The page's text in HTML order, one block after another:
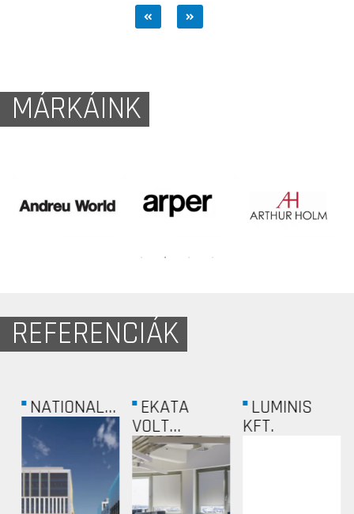
MÁRKÁINK
REFERENCIÁK
NATIONAL...
EKATA
VOLT...
LUMINIS
KFT.